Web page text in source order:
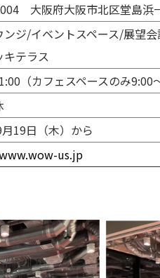
大阪府大阪市北区堂島
ンジ/イベントスペース/展望
キテラス
（カフェスペースのみ9:00
19日（木）から
us.jp